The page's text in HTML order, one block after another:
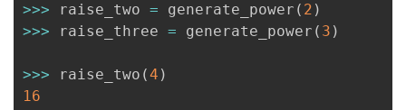
>>> raise_two = generate_power ( 2 )
>>> raise_three = generate_power ( 3 )
>>> raise_two (4 )
16